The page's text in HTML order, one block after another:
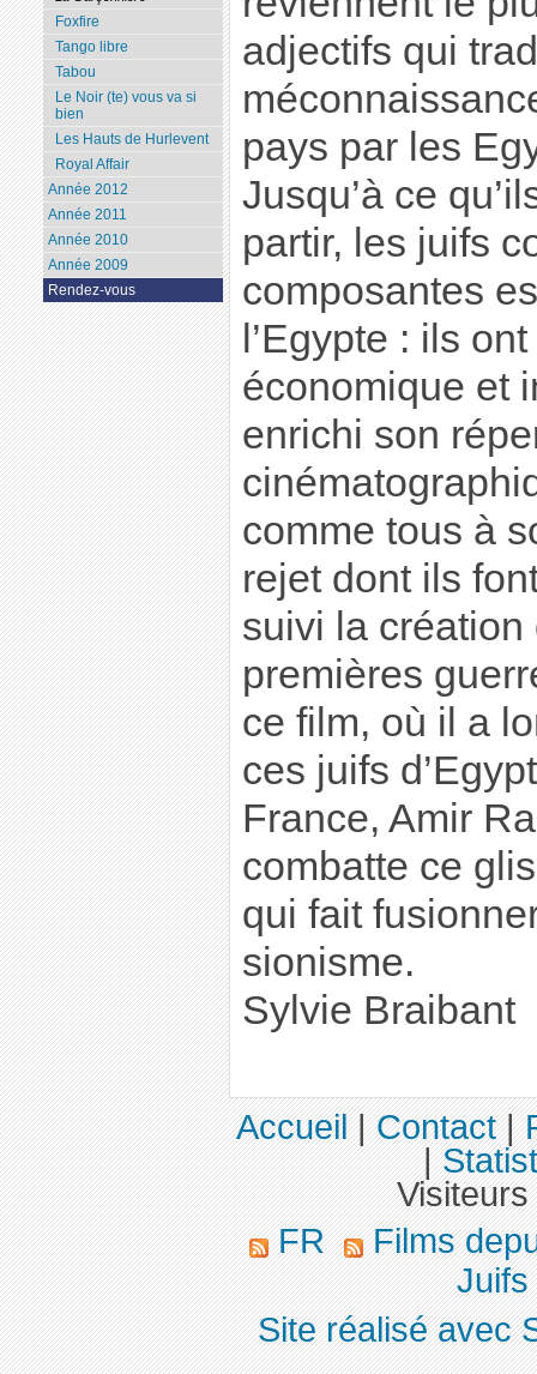
adjectifs qui
pays par les
Jusqu’à ce
partir, les juifs
composantes
l’Egypte : ils
économique et
enrichi son
comme tous à
rejet dont ils
suivi la création
premières
ce film, où il a
ces juifs
France, Amir
combatte ce
qui fait
sionisme.
Sylvie Braibant
Foxfire
Tango libre
Tabou
Le Noir (te) vous va si
bien
Les Hauts de Hurlevent
Royal Affair
Année 2012
Année 2011
Année 2010
Année 2009
Rendez-vous
Accueil|Contact|
|
FR
Films
Juifs
Site réalisé avec